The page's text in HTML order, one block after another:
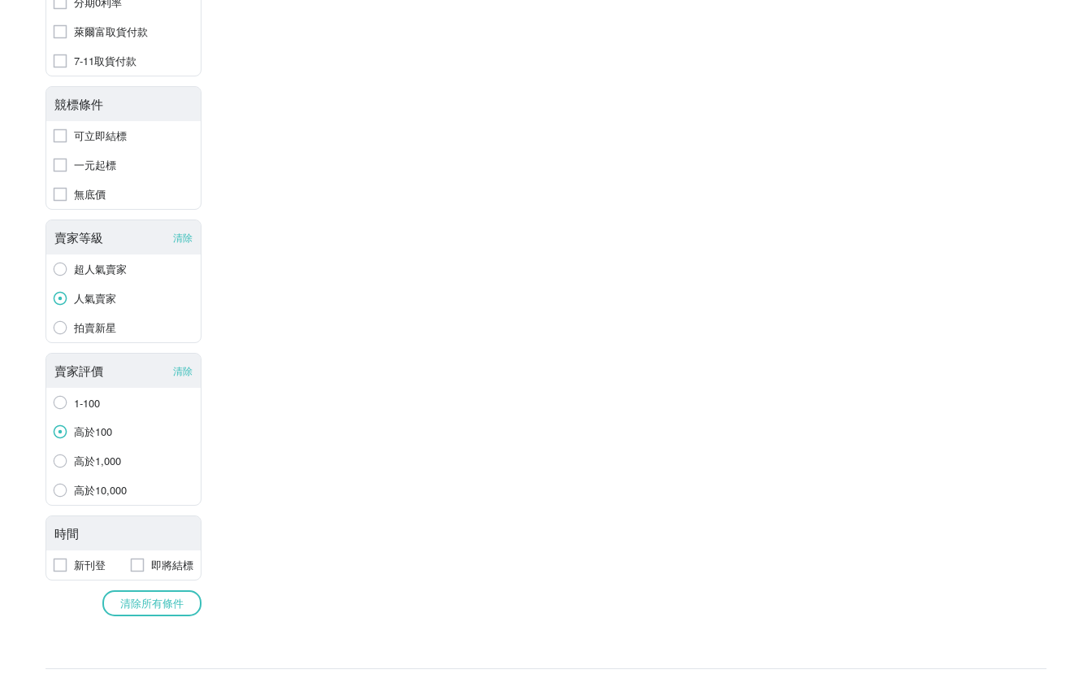
萊爾富取貨付款
7-11取貨付款
競標條件
可立即結標
一元起標
無底價
賣家等級 清除
超人氣賣家
人氣賣家
拍賣新星
賣家評價 清除
1-100
高於100
高於1,000
高於10,000
時間
新刊登 即將結標
清除所有條件